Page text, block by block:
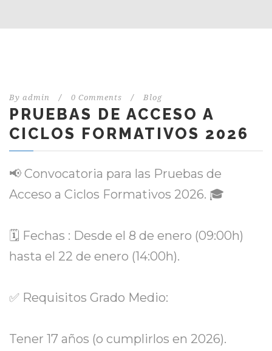
By admin / 0 Comments / Blog
PRUEBAS DE ACCESO A
CICLOS FORMATIVOS 2026
📢 Convocatoria para las Pruebas de
Acceso a Ciclos Formativos 2026. 🎓
🗓 Fechas : Desde el 8 de enero (09:00h)
hasta el 22 de enero (14:00h).
✅ Requisitos Grado Medio:
Tener 17 años (o cumplirlos en 2026).